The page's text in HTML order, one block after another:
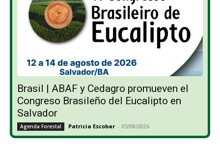
Brasil | ABAF y Cedagro promueven el
Congreso Brasileño del Eucalipto en
Salvador
Agenda Forestal Patricia Escobar - 05/08/2026